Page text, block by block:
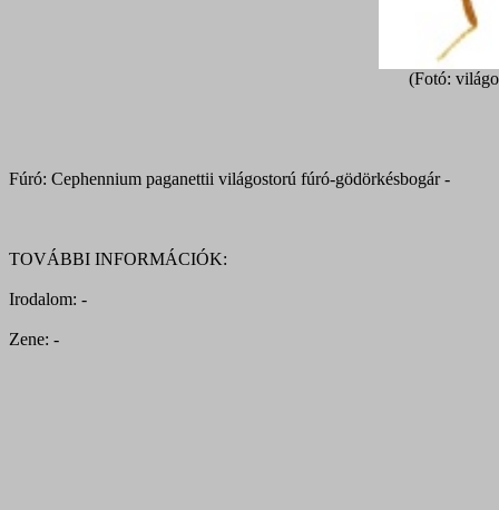
(Fotó:
Fúró: Cephennium paganettii világostorú fúró-gödörkésbogár -
TOVÁBBI INFORMÁCIÓK:
Irodalom: -
Zene: -